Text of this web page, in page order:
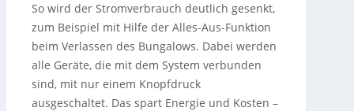
So wird der Stromverbrauch deutlich gesenkt,
zum Beispiel mit Hilfe der Alles-Aus-Funktion
beim Verlassen des Bungalows. Dabei werden
alle Geräte, die mit dem System verbunden
sind, mit nur einem Knopfdruck
ausgeschaltet. Das spart Energie und Kosten –